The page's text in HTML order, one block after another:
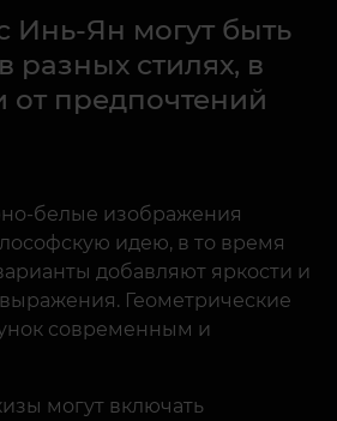
Инь-Ян могут быть
разных стилях, в
от предпочтений
белые изображения
идею, в то время
добавляют яркости и
Геометрические
современным и
могут включать